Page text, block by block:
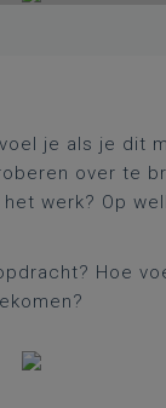
je als je dit
over te
werk? Op
Hoe